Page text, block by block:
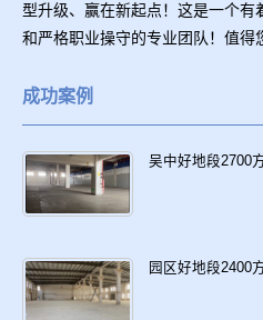
型升级、赢在新起点！这是一个
和严格职业操守的专业团队！值得
成功案例
吴中好地段2700
园区好地段2400